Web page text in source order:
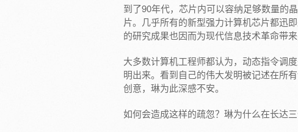
到了90年代，芯片内可以容纳足够数量的
片。几乎所有的新型强力计算机芯片都迅
的研究成果也因而为现代信息技术革命带来
大多数计算机工程师都认为，动态指令调
明出来。看到自己的伟大发明被记述在所
创意，琳为此深感不安。
如何会造成这样的疏忽？琳为什么在长达